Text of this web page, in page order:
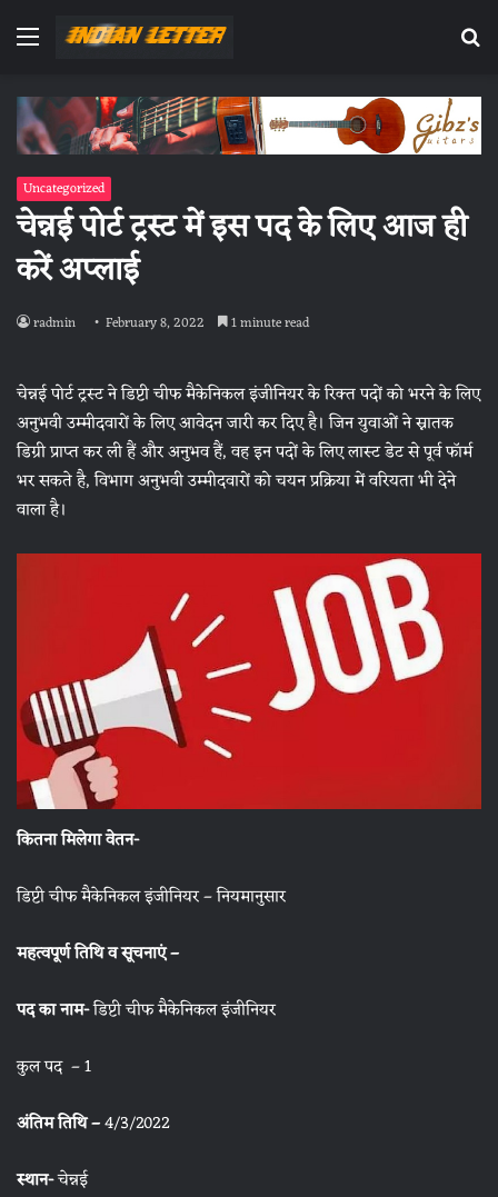
Menu
Uncategorized
चेन्नई पोर्ट ट्रस्ट में इस पद के लिए आज ही
करें अप्लाई
radmin February 8, 2022 1 minute read
चेन्नई पोर्ट ट्रस्ट ने डिप्टी चीफ मैकेनिकल इंजीनियर के रिक्त पदों को भरने के लिए
अनुभवी उम्मीदवारों के लिए आवेदन जारी कर दिए है। जिन युवाओं ने स्नातक
डिग्री प्राप्त कर ली हैं और अनुभव हैं, वह इन पदों के लिए लास्ट डेट से पूर्व फॉर्म
भर सकते है, विभाग अनुभवी उम्मीदवारों को चयन प्रक्रिया में वरियता भी देने
वाला है।
कितना मिलेगा वेतन-
डिप्टी चीफ मैकेनिकल इंजीनियर – नियमानुसार
महत्वपूर्ण तिथि व सूचनाएं –
पद का नाम-डिप्टी चीफ मैकेनिकल इंजीनियर
कुल पद – 1
अंतिम तिथि –4/3/2022
स्थान-चेन्नई